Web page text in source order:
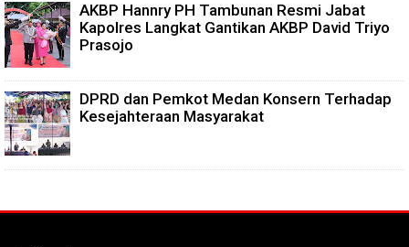
AKBP Hannry PH Tambunan Resmi Jabat
Kapolres Langkat Gantikan AKBP David Triyo
Prasojo
DPRD dan Pemkot Medan Konsern Terhadap
Kesejahteraan Masyarakat